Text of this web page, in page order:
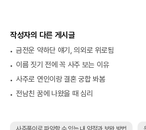
작성자의 다른 게시글
금전운 약하단 얘기, 의외로 위로됨
이름 짓기 전에 꼭 사주 보는 이유
사주로 연인이랑 결혼 궁합 봐봄
전남친 꿈에 나왔을 때 심리